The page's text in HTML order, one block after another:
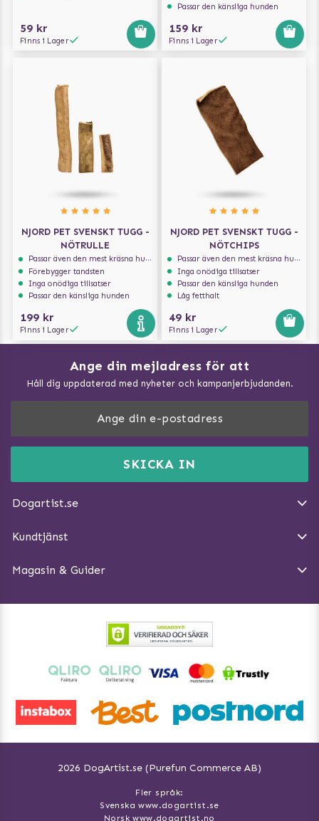
59 kr
Finns i Lager
Passar den känsliga hunden
159 kr
Finns i Lager
NJORD PET SVENSKT TUGG -
NÖTRULLE
Passar även den mest kräsna hunden
Förebygger tandsten
Inga onödiga tillsatser
Passar den känsliga hunden
199 kr
Finns i Lager
NJORD PET SVENSKT TUGG -
NÖTCHIPS
Passar även den mest kräsna hunden
Inga onödiga tillsatser
Passar den känsliga hunden
Låg fetthalt
49 kr
Finns i Lager
Ange din mejladress för att
Håll dig uppdaterad med nyheter och kampanjerbjudanden.
SKICKA IN
Dogartist.se
DogArtist.se drivs av:
E-post:info@dogartist.se
Kundtjänst
Ångra Köp
Magasin & Guider
Vad kan hundar äta?
Träna Nose Work hemma
Så gör du promenaden roligare
Hundbäddar
2026 DogArtist.se (Purefun Commerce AB)
Fler språk:
Svenska www.dogartist.se
Norsk www.dogartist.no